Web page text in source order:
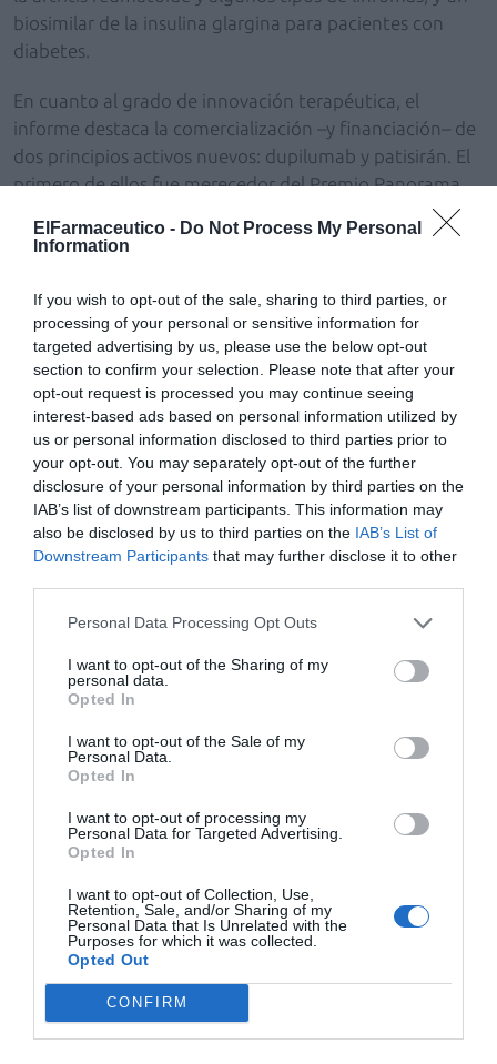
ElFarmaceutico - Do Not Process My Personal
Information
If you wish to opt-out of the sale, sharing to third parties, or
processing of your personal or sensitive information for
targeted advertising by us, please use the below opt-out
section to confirm your selection. Please note that after your
opt-out request is processed you may continue seeing
interest-based ads based on personal information utilized by
us or personal information disclosed to third parties prior to
your opt-out. You may separately opt-out of the further
disclosure of your personal information by third parties on the
IAB’s list of downstream participants. This information may
also be disclosed by us to third parties on the IAB’s List of
Downstream Participants that may further disclose it to other
Personal Data Processing Opt Outs
I want to opt-out of the Sharing of my
personal data.
Opted In
I want to opt-out of the Sale of my
Personal Data.
Opted In
I want to opt-out of processing my
Personal Data for Targeted Advertising.
Opted In
I want to opt-out of Collection, Use,
Retention, Sale, and/or Sharing of my
Personal Data that Is Unrelated with the
Purposes for which it was collected.
Opted Out
CONFIRM
biosimilar de la insulina glargina para pacientes con
diabetes.
En cuanto al grado de innovación terapéutica, el
informe destaca la comercialización –y financiación– de
dos principios activos nuevos: dupilumab y patisirán. El
primero de ellos fue merecedor del Premio Panorama
2020, mientras que el patisirán recibió una mención de
honor. Y, por último, también se comercializaron
microcítico o el acné, entre otras patologías.
En la última década, se han incorporado un total de 251
principios activos nuevos. De ellos, hasta 46 han
en medicamentos huérfanos, es decir, más de 1 de cada
principios activos nuevos. Si nos fijamos en el total de
medicamentos, en los últimos diez años se han
9.221 presentaciones, lo que supone un 51,5%% del
actualmente disponibles, y han desaparecido 9.586,
balance negativo de 365 formatos.
Mantente informado con las últimas noticias de actualidad.
Destacados
La venta online de medicamentos
trazabilidad
Isabel Marín Moral